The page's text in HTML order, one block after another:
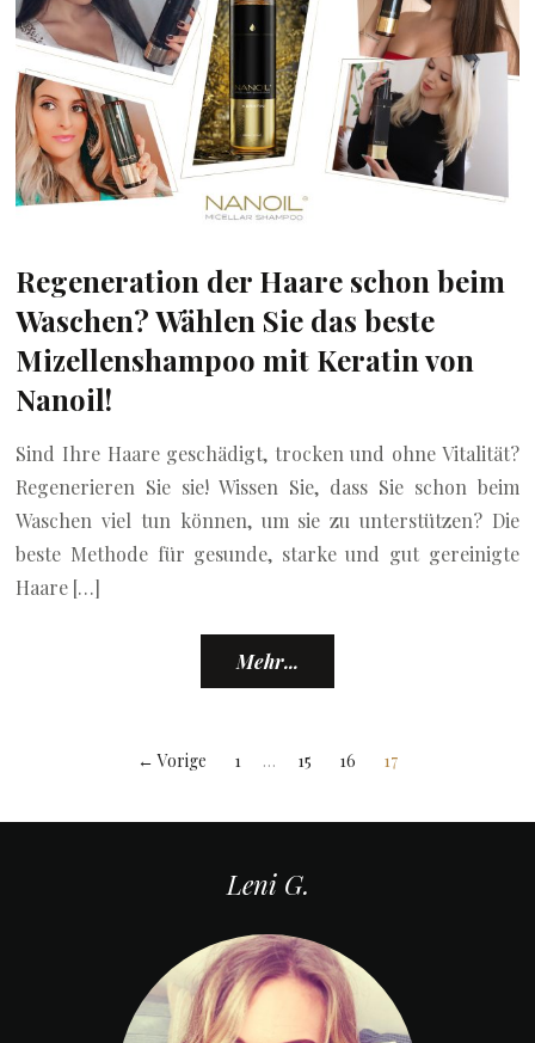
Regeneration der Haare schon beim
Waschen? Wählen Sie das beste
Mizellenshampoo mit Keratin von
Nanoil!
Sind Ihre Haare geschädigt, trocken und ohne Vitalität?
Regenerieren Sie sie! Wissen Sie, dass Sie schon beim
Waschen viel tun können, um sie zu unterstützen? Die
beste Methode für gesunde, starke und gut gereinigte
Haare […]
Mehr...
← Vorige 1 … 15 16 17
Leni G.